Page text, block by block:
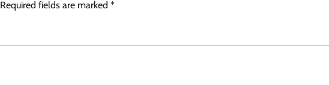
Required fields are marked *